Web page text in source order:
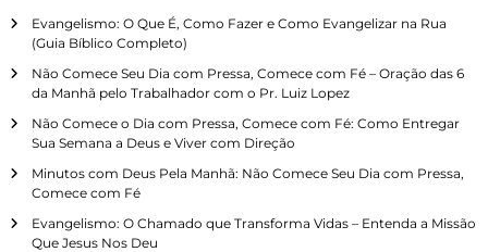
v
e
g
a
ç
Evangelismo: O Que É, Como Fazer e Como Evangelizar na Rua
(Guia Bíblico Completo)
Não Comece Seu Dia com Pressa, Comece com Fé – Oração das 6
da Manhã pelo Trabalhador com o Pr. Luiz Lopez
Não Comece o Dia com Pressa, Comece com Fé: Como Entregar
Sua Semana a Deus e Viver com Direção
Minutos com Deus Pela Manhã: Não Comece Seu Dia com Pressa,
Comece com Fé
Evangelismo: O Chamado que Transforma Vidas – Entenda a Missão
Que Jesus Nos Deu